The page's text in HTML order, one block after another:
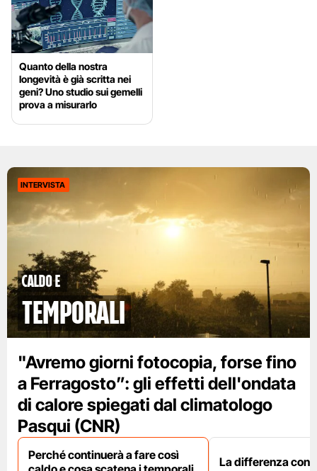
Quanto della nostra
longevità è già scritta nei
geni? Uno studio sui gemelli
prova a misurarlo
INTERVISTA
caldo e
temporali
"Avremo giorni fotocopia, forse fino
a Ferragosto”: gli effetti dell'ondata
di calore spiegati dal climatologo
Pasqui (CNR)
Perché continuerà a fare così
La differenza con